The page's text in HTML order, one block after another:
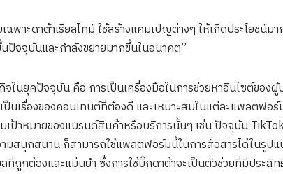
พาะดาต้าเรียลไทม์ ใช้สร้างแคมเปญต่างๆ ให้เกิดประโยชน์ม
จจุบันและกำลังขยายมากขึ้นในอนาคต”
ในยุคปัจจุบัน คือ การเป็นเครื่องมือในการช่วยหาอินไซต์ของ
นเรื่องของคอนเทนต์ที่ต้องดี ​และเหมาะสมในแต่ละแพลตฟอร์
ป้าหมายของแบรนด์สินค้าหรือบริการนั้นๆ เช่น ปัจจุบัน
สนุกสนาน ก็สามารถใช้แพลตฟอร์มนี้ในการสื่อสารได้ในรูป
ถูกต้องและแม่นยำ ซึ่งการใช้บิ๊กดาต้าจะเป็นตัวช่วยที่มีประสิ